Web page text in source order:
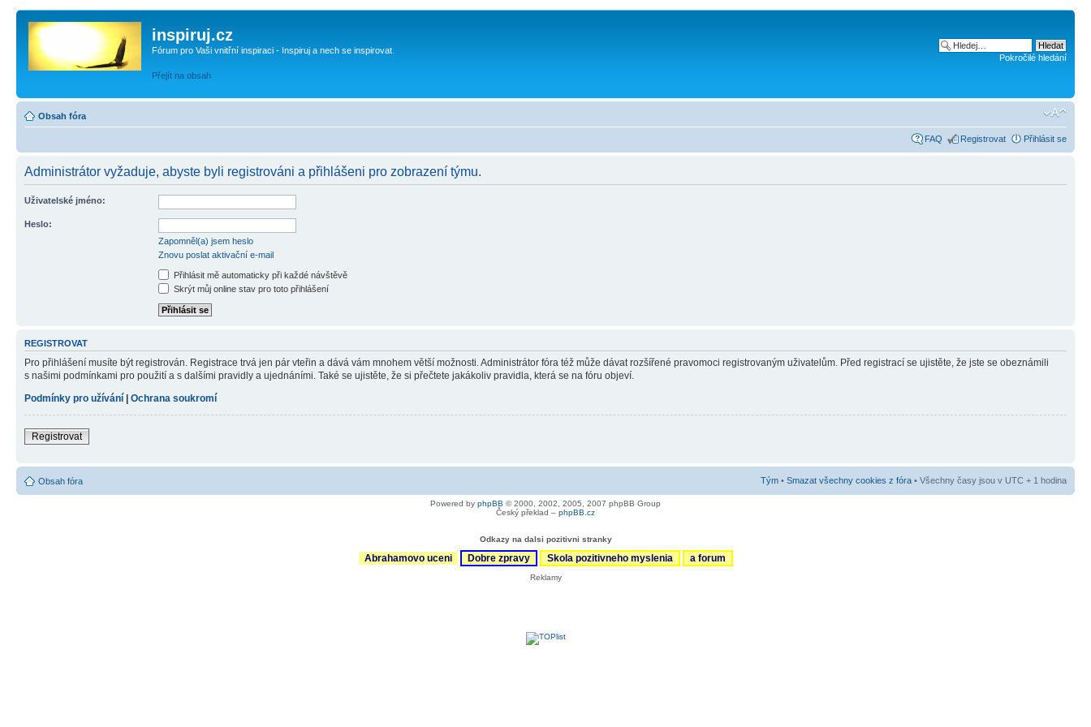
inspiruj.cz
Fórum pro Vaši vnitřní inspiraci - Inspiruj a nech se inspirovat.
Přejít na obsah
Pokročilé hledání
Obsah fóra
FAQ Registrovat Přihlásit se
Administrátor vyžaduje, abyste byli registrováni a přihlášeni pro zobrazení týmu.
Uživatelské jméno:
Heslo:
Zapomněl(a) jsem heslo
Znovu poslat aktivační e-mail
Přihlásit mě automaticky při každé návštěvě
Skrýt můj online stav pro toto přihlášení
REGISTROVAT
Pro přihlášení musíte být registrován. Registrace trvá jen pár vteřin a dává vám mnohem větší možnosti. Administrátor fóra též může dávat rozšířené pravomoci registrovaným uživatelům. Před registrací se ujistěte, že jste se obeznámili
s našimi podmínkami pro použití a s dalšími pravidly a ujednáními. Také se ujistěte, že si přečtete jakákoliv pravidla, která se na fóru objeví.
Podmínky pro užívání | Ochrana soukromí
Registrovat
Obsah fóra Tým • Smazat všechny cookies z fóra • Všechny časy jsou v UTC + 1 hodina
Powered by phpBB © 2000, 2002, 2005, 2007 phpBB Group
Český překlad – phpBB.cz
Odkazy na dalsi pozitivni stranky
Abrahamovo uceni Dobre zpravy Skola pozitivneho myslenia a forum
Reklamy